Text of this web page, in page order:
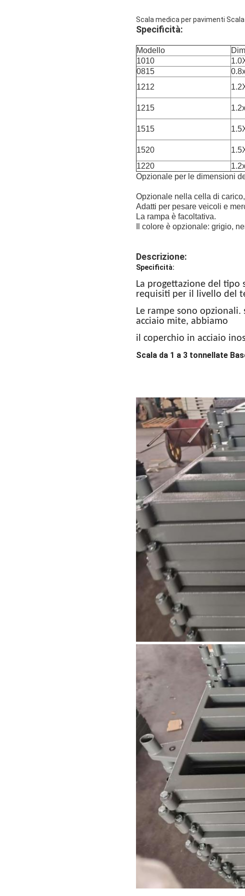
Scala medica per pavimenti
Specificità:
Modello
1010
0815
1212
1215
1515
1520
1220
Opzionale per le dimensioni
Opzionale nella cella di
Adatti per pesare veicoli e
La rampa è facoltativa.
Il colore è opzionale: grigio,
Descrizione:
Specificità:
La progettazione del tipo
requisiti per il livello del
Le rampe sono
acciaio mite, abbiamo
il coperchio in acciaio
Scala da 1 a 3 tonnellate